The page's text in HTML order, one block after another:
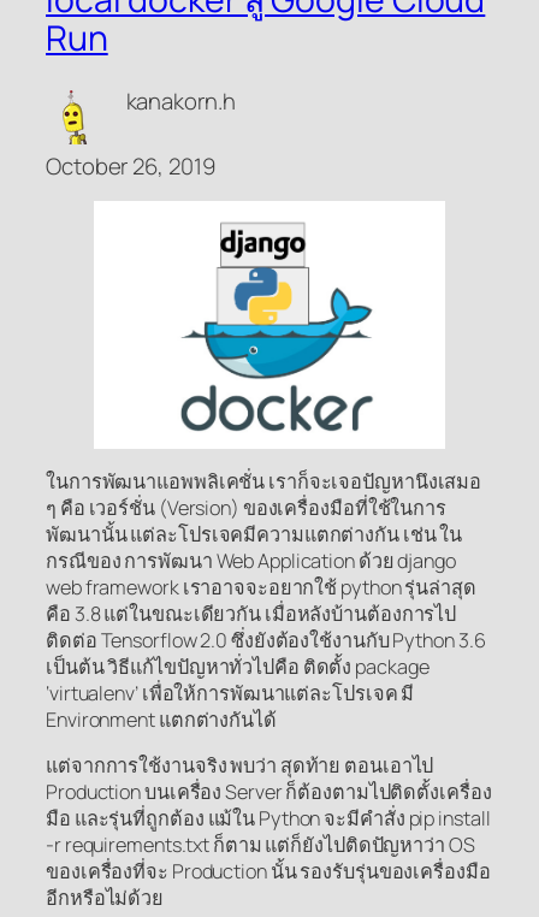
Run
kanakorn.h
October 26, 2019
ในการพัฒนาแอพพลิเคชั่น เราก็จะเจอปัญหานึงเสมอ
ๆ คือ เวอร์ชั่น (Version) ของเครื่องมือที่ใช้ในการ
พัฒนานั้น แต่ละโปรเจคมีความแตกต่างกัน เช่น ใน
กรณีของ การพัฒนา Web Application ด้วย django
web framework เราอาจจะอยากใช้ python รุ่นล่าสุด
คือ 3.8 แต่ในขณะเดียวกัน เมื่อหลังบ้านต้องการไป
ติดต่อ Tensorflow 2.0 ซึ่งยังต้องใช้งานกับ Python 3.6
เป็นต้น วิธีแก้ไขปัญหาทั่วไปคือ ติดตั้ง package
‘virtualenv’ เพื่อให้การพัฒนาแต่ละโปรเจค มี
Environment แตกต่างกันได้
แต่จากการใช้งานจริง พบว่า สุดท้าย ตอนเอาไป
Production บนเครื่อง Server ก็ต้องตามไปติดตั้งเครื่อง
มือ และรุ่นที่ถูกต้อง แม้ใน Python จะมีคำสั่ง pip install
-r requirements.txt ก็ตาม แต่ก็ยังไปติดปัญหาว่า OS
ของเครื่องที่จะ Production นั้น รองรับรุ่นของเครื่องมือ
อีกหรือไม่ด้วย